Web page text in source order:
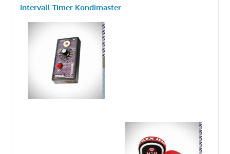
Intervall Timer Kondimaster